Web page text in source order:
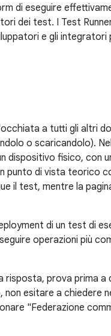
di eseguire
dei test. I Test
e gli integratori
a tutti gli altri
o scaricandolo).
dispositivo fisico, con
punto di vista teorico
il test, mentre la
di un test di
operazioni più
risposta, prova prima a
non esitare a chiedere
"Federazione